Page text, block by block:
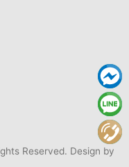
Reserved. Design by